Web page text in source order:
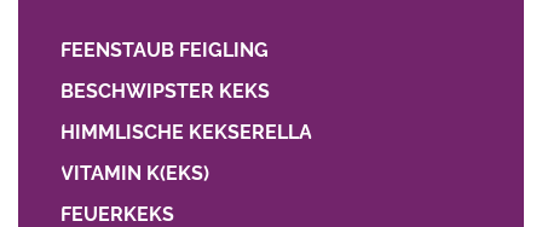
FEENSTAUB FEIGLING
BESCHWIPSTER KEKS
HIMMLISCHE KEKSERELLA
VITAMIN K(EKS)
FEUERKEKS